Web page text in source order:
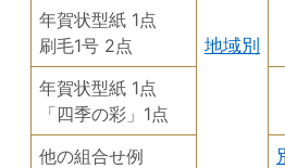
地域別
年賀状型紙 1点
刷毛1号 2点
年賀状型紙 1点
「四季の彩」1点
他の組合せ例